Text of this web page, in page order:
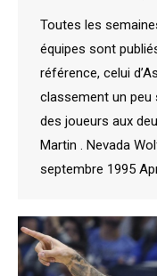
Toutes les
équipes sont
référence, celui
classement un peu
des joueurs aux
Martin . Nevada
septembre 1995